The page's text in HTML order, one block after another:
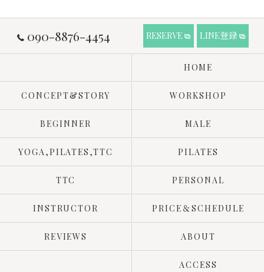
090-8876-4454 RESERVE LINE登録
HOME
CONCEPT&STORY WORKSHOP
BEGINNER MALE
YOGA,PILATES,TTC PILATES
TTC PERSONAL
INSTRUCTOR PRICE＆SCHEDULE
REVIEWS ABOUT
ACCESS